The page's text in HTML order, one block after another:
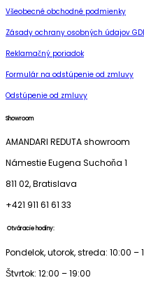
Všeobecné obchodné podmienky
Zásady ochrany osobných údajov
Reklamačný poriadok
Formulár na odstúpenie od zmluvy
Odstúpenie od zmluvy
Showroom
AMANDARI REDUTA showroom
Námestie Eugena Suchoňa 1
811 02, Bratislava
+421 911 61 61 33
Otváracie hodiny:
Pondelok, utorok, streda: 10:00 –
Štvrtok: 12:00 – 19:00